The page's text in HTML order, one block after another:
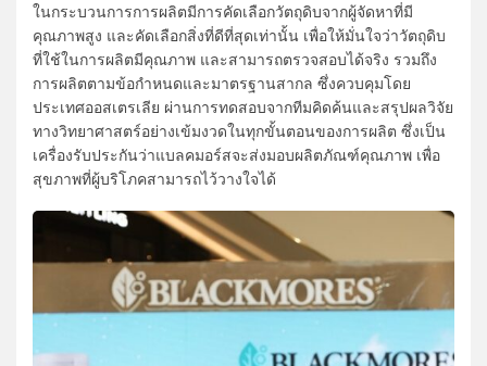
ในกระบวนการการผลิตมีการคัดเลือกวัตถุดิบจากผู้จัดหาที่มี
คุณภาพสูง และคัดเลือกสิ่งที่ดีที่สุดเท่านั้น เพื่อให้มั่นใจว่าวัตถุดิบ
ที่ใช้ในการผลิตมีคุณภาพ และสามารถตรวจสอบได้จริง รวมถึง
การผลิตตามข้อกำหนดและมาตรฐานสากล ซึ่งควบคุมโดย
ประเทศออสเตรเลีย ผ่านการทดสอบจากทีมคิดค้นและสรุปผลวิจัย
ทางวิทยาศาสตร์อย่างเข้มงวดในทุกขั้นตอนของการผลิต ซึ่งเป็น
เครื่องรับประกันว่าแบลคมอร์สจะส่งมอบผลิตภัณฑ์คุณภาพ เพื่อ
สุขภาพที่ผู้บริโภคสามารถไว้วางใจได้